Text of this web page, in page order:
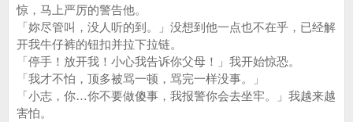
惊，马上严厉的警告他。
「妳尽管叫，没人听的到。」没想到他一点也不在乎，已经解
开我牛仔裤的钮扣并拉下拉链。
「停手！放开我！小心我告诉你父母！」我开始惊恐。
「我才不怕，顶多被骂一顿，骂完一样没事。」
「小志，你…你不要做傻事，我报警你会去坐牢。」我越来越
害怕。